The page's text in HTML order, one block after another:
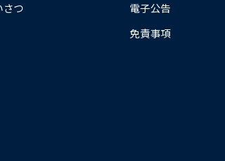
さつ
電子公告
免責事項